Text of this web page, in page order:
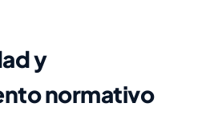
y
normativo